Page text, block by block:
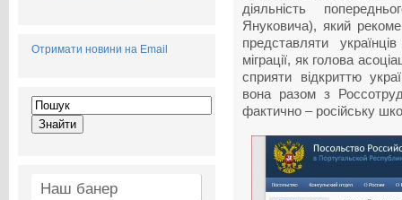
Отримати новини на Email
Наш банер
діяльність
Януковича), який
представляти
міграції, як голова
сприяти відкриттю
вона разом з
фактично – російську